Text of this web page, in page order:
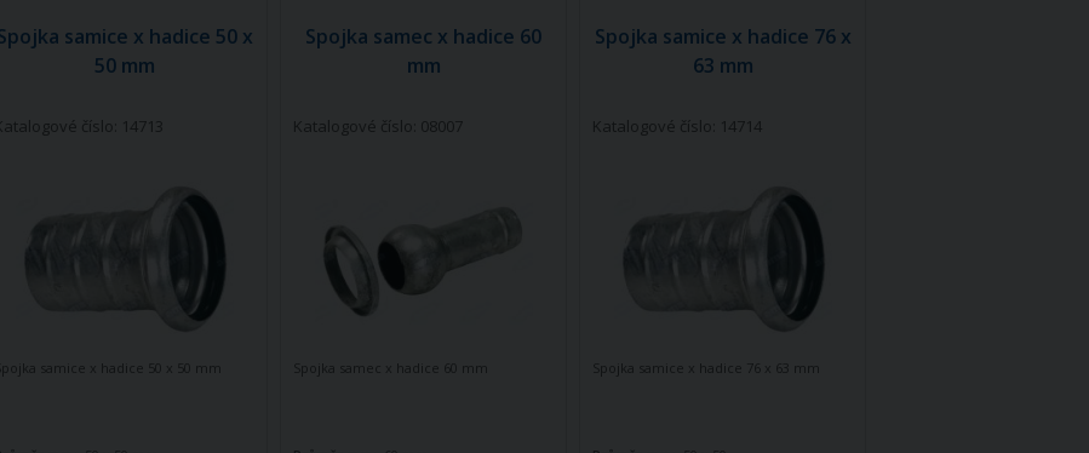
samice x hadice 50 x
50 mm
číslo: 14713
Spojka samice x hadice 50 x 50 mm
Spojka samec x hadice 60
mm
Katalogové číslo: 08007
Spojka samec x hadice 60 mm
Spojka samice x hadice 76 x
63 mm
Katalogové číslo: 14714
Spojka samice x hadice 76 x 63 mm